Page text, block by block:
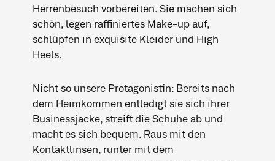
Herrenbesuch vorbereiten. Sie machen sich
schön, legen raffiniertes Make-up auf,
schlüpfen in exquisite Kleider und High
Heels.
Nicht so unsere Protagonistin: Bereits nach
dem Heimkommen entledigt sie sich ihrer
Businessjacke, streift die Schuhe ab und
macht es sich bequem. Raus mit den
Kontaktlinsen, runter mit dem